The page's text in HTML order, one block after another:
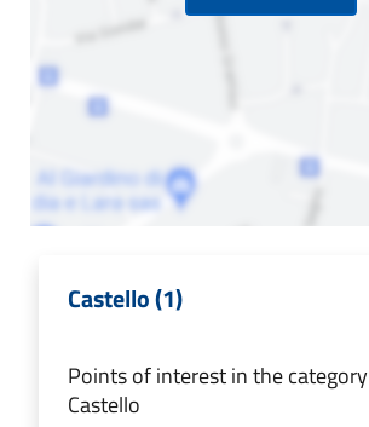
Castello (1)
Points of interest in the category
Castello